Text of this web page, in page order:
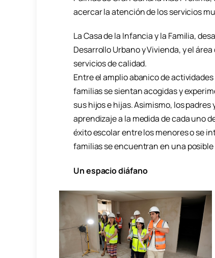
acercar la atención de los servicios
La Casa de la Infancia y la Familia,
Desarrollo Urbano y Vivienda, y el
servicios de calidad.
Entre el amplio abanico de
familias se sientan acogidas y
sus hijos e hijas. Asimismo, los
aprendizaje a la medida de cada uno
éxito escolar entre los menores o se
familias se encuentran en una
Un espacio diáfano